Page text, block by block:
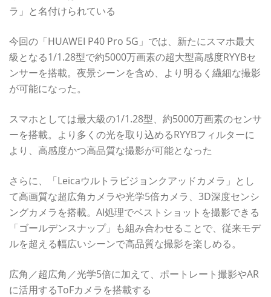
ラ」と名付けられている
今回の「HUAWEI P40 Pro 5G」では、新たにスマホ最大
級となる1/1.28型で約5000万画素の超大型高感度RYYBセ
ンサーを搭載。夜景シーンを含め、より明るく繊細な撮影
が可能になった。
スマホとしては最大級の1/1.28型、約5000万画素のセンサ
ーを搭載。より多くの光を取り込めるRYYBフィルターに
より、高感度かつ高品質な撮影が可能となった
さらに、「Leicaウルトラビジョンクアッドカメラ」とし
て高画質な超広角カメラや光学5倍カメラ、3D深度センシ
ングカメラを搭載。AI処理でベストショットを撮影できる
「ゴールデンスナップ」も組み合わせることで、従来モデ
ルを超える幅広いシーンで高品質な撮影を楽しめる。
広角／超広角／光学5倍に加えて、ポートレート撮影やAR
に活用するToFカメラを搭載する